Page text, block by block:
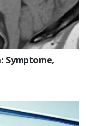
Symptome,